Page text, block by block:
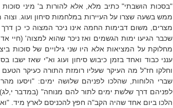
"בסכות הושבתי" כתיב מלא, אלא להורות ב' מיני סוכות
ממש בשעה שצרו על העיירות במלחמות סיחון ועוג. וצוה
מצרים, משום דבימות החמה אינו ניכר המצוה כי כן
שכבר הגיעו ימות הגשמים ואז ניכר שהוא למצוה' (חיי
מחלוקת על המציאות אלא היו שני גילויים של סוכות
ענני כבוד ואחד בזמן כיבוש סיחון ועוג וא"י שאז ישבו
וחלקו חז"ל מה העיקר שעליו רומזת התורה כעיקר הטעם
שברי הלוחות, שהלכו לפניהם שלושה ימים: "ויסעו
לפניהם דרך שלשת ימים לתור להם מנוחה" (במדבר
הלכו ביום אחד שהיה הקב"ה חפץ להכניסם לארץ מיד